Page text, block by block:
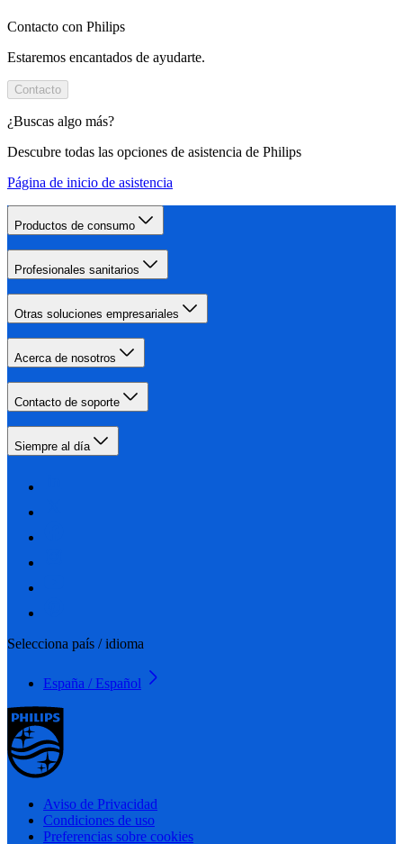
Contacto con Philips
Estaremos encantados de ayudarte.
Contacto
¿Buscas algo más?
Descubre todas las opciones de asistencia de Philips
Página de inicio de asistencia
Productos de consumo
Profesionales sanitarios
Otras soluciones empresariales
Acerca de nosotros
Contacto de soporte
Siempre al día
Selecciona país / idioma
España / Español
Aviso de Privacidad
Condiciones de uso
Preferencias sobre cookies